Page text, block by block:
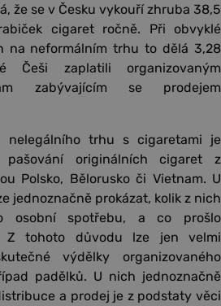
že se v Česku vykouří zhruba 38,5
cigaret ročně. Při obvyklé
na neformálním trhu to dělá 3,28
Češi zaplatili organizovaným
zabývajícím se prodejem
nelegálního trhu s cigaretami je
originálních cigaret z
Polsko, Bělorusko či Vietnam. U
jednoznačně prokázat, kolik z nich
osobní spotřebu, a co prošlo
Z tohoto důvodu lze jen velmi
výdělky organizovaného
padělků. U nich jednoznačně
a prodej je z podstaty věci